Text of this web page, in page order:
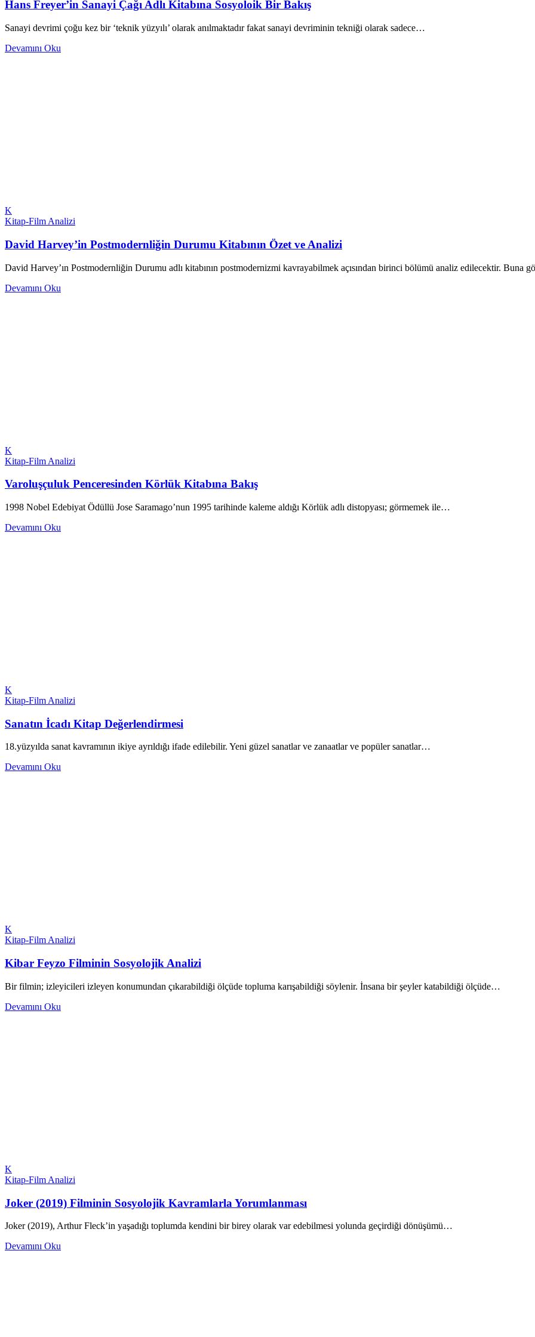
Hans Freyer’in Sanayi Çağı Adlı Kitabına Sosyoloik Bir Bakış
Sanayi devrimi çoğu kez bir ‘teknik yüzyılı’ olarak anılmaktadır fakat sanayi devriminin tekniği olarak sadece…
Devamını Oku
K
Kitap-Film Analizi
David Harvey’in Postmodernliğin Durumu Kitabının Özet ve Analizi
David Harvey’ın Postmodernliğin Durumu adlı kitabının postmodernizmi kavrayabilmek açısından birinci bölümü analiz edilecektir. Buna
Devamını Oku
K
Kitap-Film Analizi
Varoluşçuluk Penceresinden Körlük Kitabına Bakış
1998 Nobel Edebiyat Ödüllü Jose Saramago’nun 1995 tarihinde kaleme aldığı Körlük adlı distopyası; görmemek ile…
Devamını Oku
K
Kitap-Film Analizi
Sanatın İcadı Kitap Değerlendirmesi
18.yüzyılda sanat kavramının ikiye ayrıldığı ifade edilebilir. Yeni güzel sanatlar ve zanaatlar ve popüler sanatlar…
Devamını Oku
K
Kitap-Film Analizi
Kibar Feyzo Filminin Sosyolojik Analizi
Bir filmin; izleyicileri izleyen konumundan çıkarabildiği ölçüde topluma karışabildiği söylenir. İnsana bir şeyler katabildiği ölçüde…
Devamını Oku
K
Kitap-Film Analizi
Joker (2019) Filminin Sosyolojik Kavramlarla Yorumlanması
Joker (2019), Arthur Fleck’in yaşadığı toplumda kendini bir birey olarak var edebilmesi yolunda geçirdiği dönüşümü…
Devamını Oku